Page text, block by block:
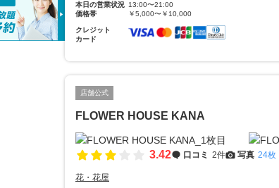
本日の営業状況 13:00〜21:00
価格帯
￥5,000〜￥10,000
クレジット
カード
店舗公式
FLOWER HOUSE KANA
3.42 口コミ 2件 写真 24枚
花・花屋